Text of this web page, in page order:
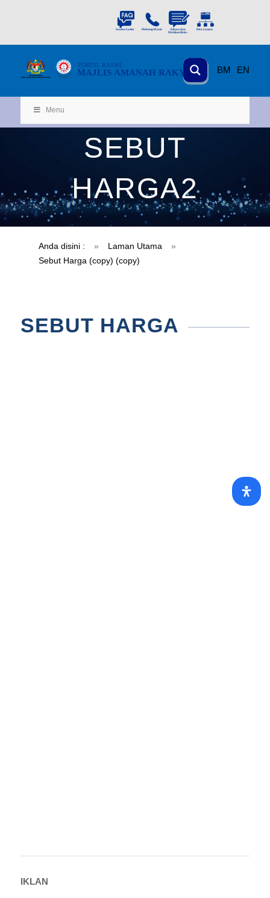
BM EN
MAJLIS AMANAH RAKYAT
PORTAL RASMI
KEMENTERIAN
KEMAJUAN DESA DAN WILA YAH
Menu
SEBUT
HARGA2
Anda disini : » Laman Utama
»
Sebut Harga (copy) (copy)
SEBUT HARGA
IKLAN